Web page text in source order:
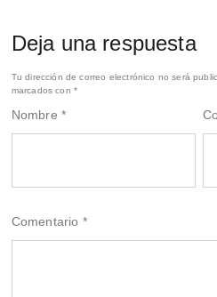
Deja una respuesta
Tu dirección de correo electrónico no será
marcados con *
Nombre *
Comentario *